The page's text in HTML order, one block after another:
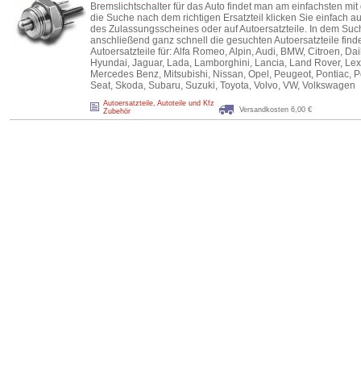
Bremslichtschalter für das Auto findet man am einfachsten
die Suche nach dem richtigen Ersatzteil klicken Sie einfach
des Zulassungsscheines oder auf Autoersatzteile. In dem
anschließend ganz schnell die gesuchten Autoersatzteile
Autoersatzteile für: Alfa Romeo, Alpin, Audi, BMW, Citroen,
Hyundai, Jaguar, Lada, Lamborghini, Lancia, Land Rover,
Mercedes Benz, Mitsubishi, Nissan, Opel, Peugeot, Pontiac,
Seat, Skoda, Subaru, Suzuki, Toyota, Volvo, VW, Volkswagen
Autoersatzteile, Autoteile und Kfz
Zubehör
Versandkosten 6,00 €